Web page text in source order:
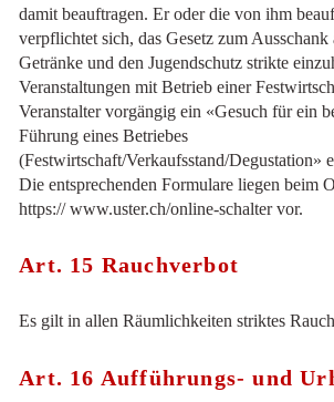
damit beauftragen. Er oder die von ihm
verpflichtet sich, das Gesetz zum
Getränke und den Jugendschutz strikte
Veranstaltungen mit Betrieb einer
Veranstalter vorgängig ein «Gesuch für ein
Führung eines Betriebes
(Festwirtschaft/Verkaufsstand/Degustation»
Die entsprechenden Formulare liegen beim
https:// www.uster.ch/online-schalter vor.
Art. 15 Rauchverbot
Es gilt in allen Räumlichkeiten striktes
Art. 16 Aufführungs- und